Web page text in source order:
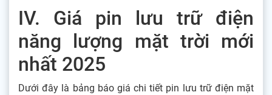
IV. Giá pin lưu trữ điện
năng lượng mặt trời mới
nhất 2025
Dưới đây là bảng báo giá chi tiết pin lưu trữ điện mặt